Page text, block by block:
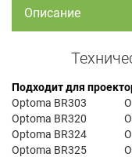
Описание
Подходит для
Optoma BR303
Optoma BR320
Optoma BR324
Optoma BR325